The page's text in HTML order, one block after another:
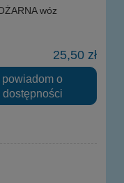
wóz
25,50 zł
powiadom o
dostępności